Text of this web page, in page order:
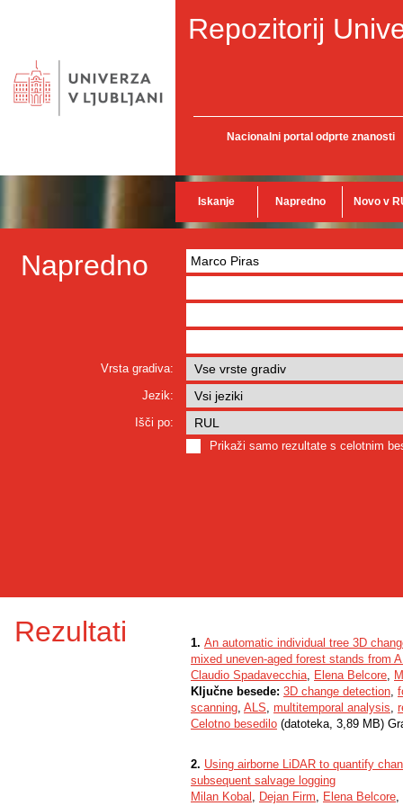
Repozitorij
Nacionalni portal odprte znanosti
Iskanje Napredno Novo v
Napredno
Vrsta gradiva:
Jezik:
Išči po:
Prikaži samo rezultate s celotnim
Rezultati 1. An automatic individual tree 3D
mixed uneven-aged forest stands from
Claudio Spadavecchia, Elena Belcore,
Ključne besede: 3D change detection,
scanning, ALS, multitemporal analysis,
Celotno besedilo (datoteka, 3,89 MB)
2. Using airborne LiDAR to quantify
subsequent salvage logging
Milan Kobal , Dejan Firm, Elena Belcore,